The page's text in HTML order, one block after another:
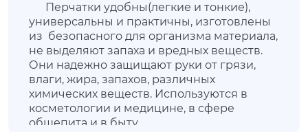
Перчатки удобны(легкие и тонкие),
универсальны и практичны, изготовлены
из безопасного для организма материала,
не выделяют запаха и вредных веществ.
Они надежно защищают руки от грязи,
влаги, жира, запахов, различных
химических веществ. Используются в
косметологии и медицине, в сфере
общепита и в быту.